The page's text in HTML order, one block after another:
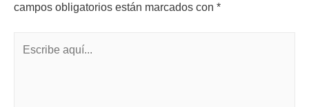
campos obligatorios están marcados con *